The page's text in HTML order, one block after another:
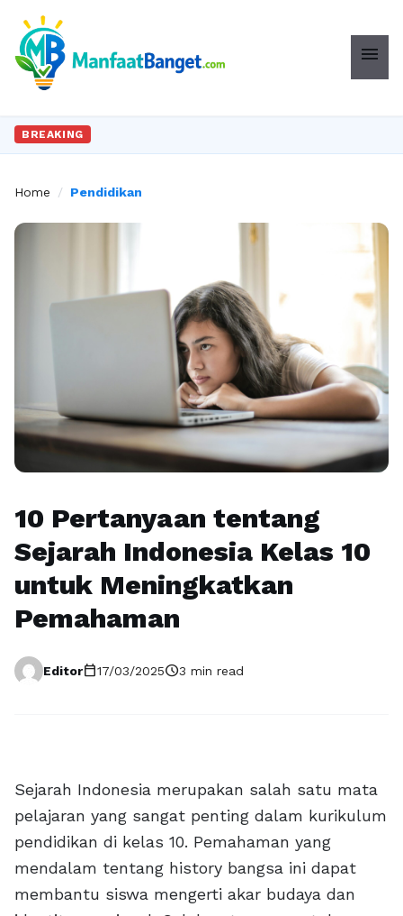
menu
BREAKING
Home / Pendidikan
10 Pertanyaan tentang
Sejarah Indonesia Kelas 10
untuk Meningkatkan
Pemahaman
Editorcalendar_today17/03/2025schedule3 min read
Sejarah Indonesia merupakan salah satu mata
pelajaran yang sangat penting dalam kurikulum
pendidikan di kelas 10. Pemahaman yang
mendalam tentang history bangsa ini dapat
membantu siswa mengerti akar budaya dan